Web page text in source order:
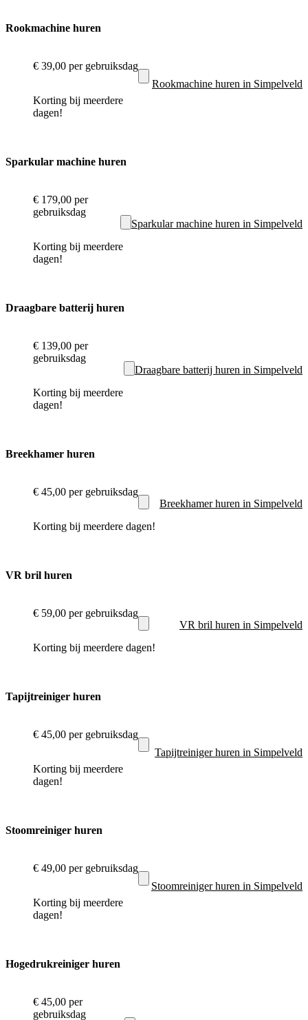
Rookmachine huren
€ 39,00 per gebruiksdag
Korting bij meerdere
dagen!
Rookmachine huren in Simpelveld
Sparkular machine huren
€ 179,00 per
gebruiksdag
Korting bij meerdere
dagen!
Sparkular machine huren in Simpelveld
Draagbare batterij huren
€ 139,00 per
gebruiksdag
Korting bij meerdere
dagen!
Draagbare batterij huren in Simpelveld
Breekhamer huren
€ 45,00 per gebruiksdag
Korting bij meerdere dagen!
Breekhamer huren in Simpelveld
VR bril huren
€ 59,00 per gebruiksdag
Korting bij meerdere dagen!
VR bril huren in Simpelveld
Tapijtreiniger huren
€ 45,00 per gebruiksdag
Korting bij meerdere
dagen!
Tapijtreiniger huren in Simpelveld
Stoomreiniger huren
€ 49,00 per gebruiksdag
Korting bij meerdere
dagen!
Stoomreiniger huren in Simpelveld
Hogedrukreiniger huren
€ 45,00 per
gebruiksdag